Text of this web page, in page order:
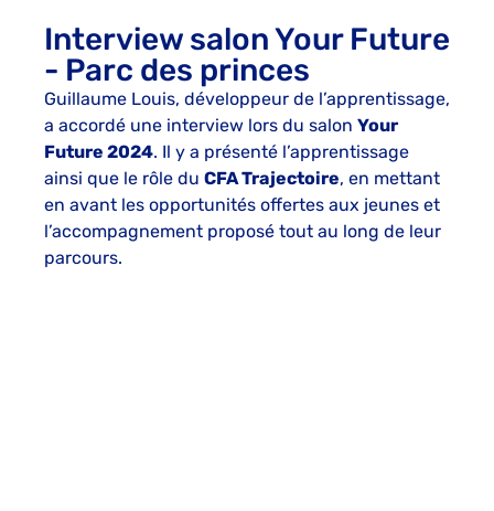
Interview salon Your Future
- Parc des princes
Guillaume Louis, développeur de l’apprentissage,
a accordé une interview lors du salon Your
Future 2024. Il y a présenté l’apprentissage
ainsi que le rôle du CFA Trajectoire, en mettant
en avant les opportunités offertes aux jeunes et
l’accompagnement proposé tout au long de leur
parcours.